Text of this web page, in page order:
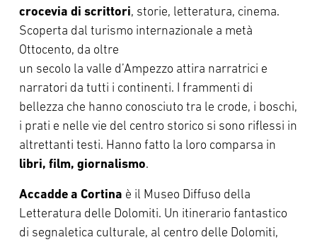
crocevia di scrittori, storie, letteratura, cinema.
Scoperta dal turismo internazionale a metà
Ottocento, da oltre
un secolo la valle d’Ampezzo attira narratrici e
narratori da tutti i continenti. I frammenti di
bellezza che hanno conosciuto tra le crode, i boschi,
i prati e nelle vie del centro storico si sono riflessi in
altrettanti testi. Hanno fatto la loro comparsa in
libri, film, giornalismo.
Accadde a Cortina è il Museo Diffuso della
Letteratura delle Dolomiti. Un itinerario fantastico
di segnaletica culturale, al centro delle Dolomiti,